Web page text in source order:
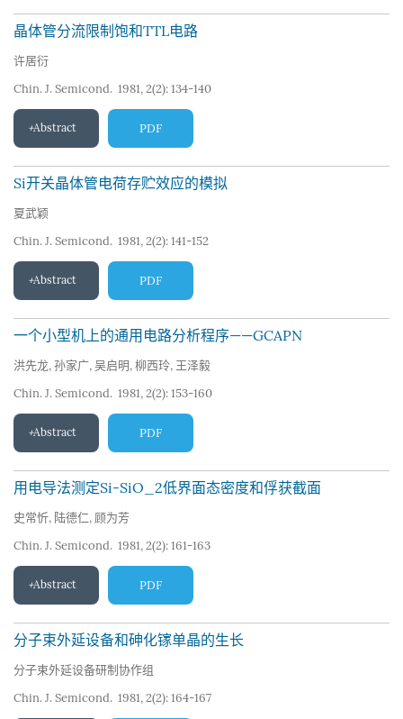
晶体管分流限制饱和TTL电路
许居衍
Chin. J. Semicond. 1981, 2(2): 134-140
Abstract PDF
Si开关晶体管电荷存贮效应的模拟
夏武颖
Chin. J. Semicond. 1981, 2(2): 141-152
Abstract PDF
一个小型机上的通用电路分析程序——GCAPN
洪先龙, 孙家广, 吴启明 , 柳西玲, 王泽毅
Chin. J. Semicond. 1981, 2(2): 153-160
Abstract PDF
用电导法测定Si-SiO_2低界面态密度和俘获截面
史常忻, 陆德仁, 顾为芳
Chin. J. Semicond. 1981, 2(2): 161-163
Abstract PDF
分子束外延设备和砷化镓单晶的生长
分子束外延设备研制协作组
Chin. J. Semicond. 1981, 2(2): 164-167